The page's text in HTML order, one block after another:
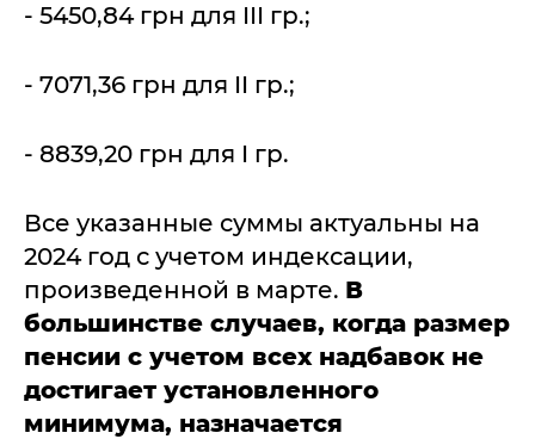
- 5450,84 грн для III гр.;
- 7071,36 грн для II гр.;
- 8839,20 грн для I гр.
Все указанные суммы актуальны на
2024 год с учетом индексации,
произведенной в марте. В
большинстве случаев, когда размер
пенсии с учетом всех надбавок не
достигает установленного
минимума, назначается